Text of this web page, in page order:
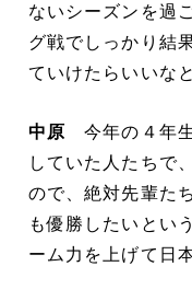
ないシーズンを過
グ戦でしっかり結
ていけたらいいな
中原 今年の４年
していた人たちで
ので、絶対先輩た
も優勝したいとい
ーム力を上げて日